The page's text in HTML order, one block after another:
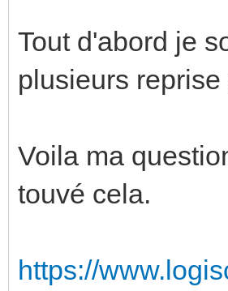
Tout d'abord je
plusieurs
Voila ma
touvé cela.
https://